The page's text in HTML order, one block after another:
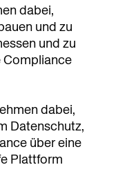
dabei,
und zu
und zu
Compliance
dabei,
Datenschutz,
über eine
Plattform